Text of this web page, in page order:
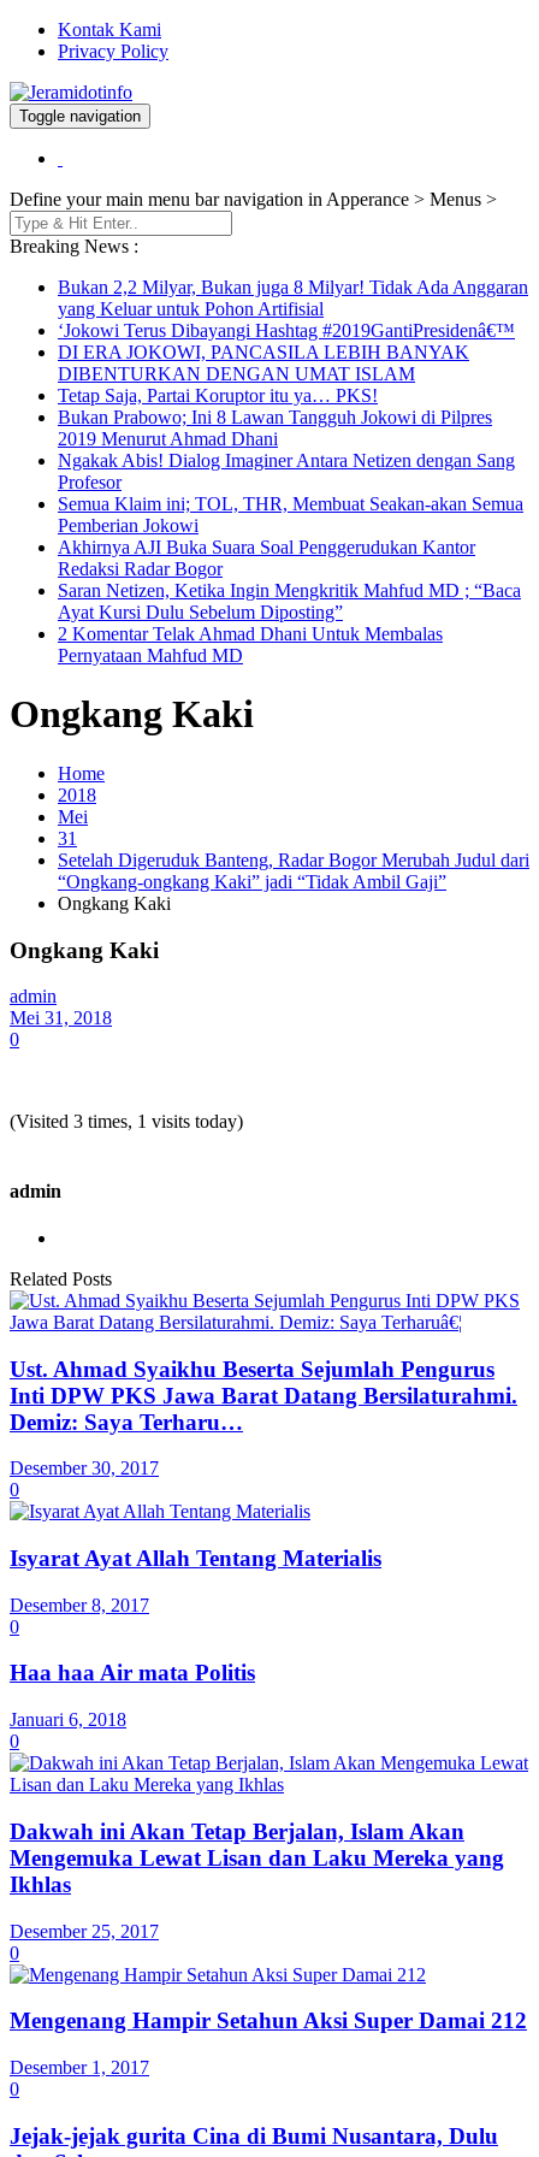
Kontak Kami
Privacy Policy
Jeramidotinfo
Berita dan Informasi Terkini
Toggle navigation
Define your main menu bar navigation in Apperance > Menus >
Breaking News :
Bukan 2,2 Milyar, Bukan juga 8 Milyar! Tidak Ada Anggaran
yang Keluar untuk Pohon Artifisial
‘Jokowi Terus Dibayangi Hashtag #2019GantiPresidenâ€™
DI ERA JOKOWI, PANCASILA LEBIH BANYAK
DIBENTURKAN DENGAN UMAT ISLAM
Tetap Saja, Partai Koruptor itu ya… PKS!
Bukan Prabowo; Ini 8 Lawan Tangguh Jokowi di Pilpres
2019 Menurut Ahmad Dhani
Ngakak Abis! Dialog Imaginer Antara Netizen dengan Sang
Profesor
Semua Klaim ini; TOL, THR, Membuat Seakan-akan Semua
Pemberian Jokowi
Akhirnya AJI Buka Suara Soal Penggerudukan Kantor
Redaksi Radar Bogor
Saran Netizen, Ketika Ingin Mengkritik Mahfud MD ; “Baca
Ayat Kursi Dulu Sebelum Diposting”
2 Komentar Telak Ahmad Dhani Untuk Membalas
Pernyataan Mahfud MD
Ongkang Kaki
Home
2018
Mei
31
Setelah Digeruduk Banteng, Radar Bogor Merubah Judul dari
“Ongkang-ongkang Kaki” jadi “Tidak Ambil Gaji”
Ongkang Kaki
Ongkang Kaki
admin
Mei 31, 2018
0
(Visited 3 times, 1 visits today)
admin
Related Posts
Ust. Ahmad Syaikhu Beserta Sejumlah Pengurus
Inti DPW PKS Jawa Barat Datang Bersilaturahmi.
Demiz: Saya Terharu…
Desember 30, 2017
0
Isyarat Ayat Allah Tentang Materialis
Desember 8, 2017
0
Haa haa Air mata Politis
Januari 6, 2018
0
Dakwah ini Akan Tetap Berjalan, Islam Akan
Mengemuka Lewat Lisan dan Laku Mereka yang
Ikhlas
Desember 25, 2017
0
Mengenang Hampir Setahun Aksi Super Damai 212
Desember 1, 2017
0
Jejak-jejak gurita Cina di Bumi Nusantara, Dulu